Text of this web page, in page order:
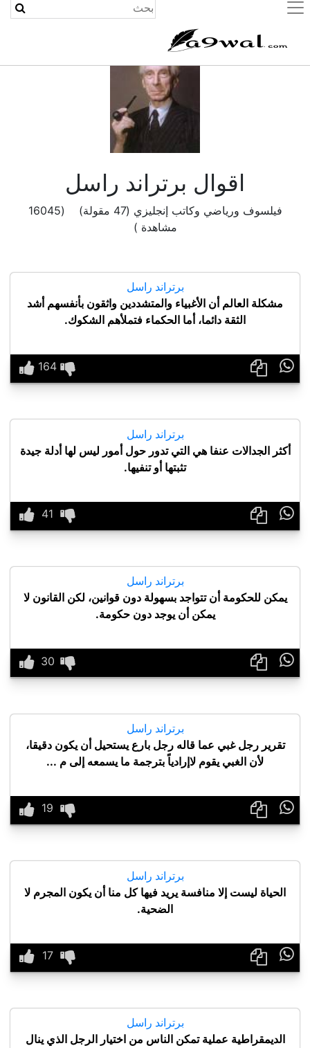
(current)
اقوال برتراند راسل
فيلسوف ورياضي وكاتب إنجليزي (47 مقولة) (16045
مشاهدة )
برتراند راسل
مشكلة العالم أن الأغبياء والمتشددين واثقون بأنفسهم أشد
الثقة دائما، أما الحكماء فتملأهم الشكوك.

برتراند راسل
أكثر الجدالات عنفا هي التي تدور حول أمور ليس لها أدلة جيدة
تثبتها أو تنفيها.

برتراند راسل
يمكن للحكومة أن تتواجد بسهولة دون قوانين، لكن القانون لا
يمكن أن يوجد دون حكومة.

برتراند راسل
تقرير رجل غبي عما قاله رجل بارع يستحيل أن يكون دقيقا،
لأن الغبي يقوم لاإرادياً بترجمة ما يسمعه إلى م ...

برتراند راسل
الحياة ليست إلا منافسة يريد فيها كل منا أن يكون المجرم لا
الضحية.

برتراند راسل
الديمقراطية عملية تمكن الناس من اختيار الرجل الذي ينال